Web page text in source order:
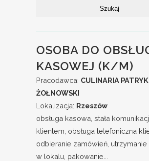
OSOBA DO
KASOWEJ (K/M)
Pracodawca: CULINARIA PATRYK
ŻOŁNOWSKI
Lokalizacja: Rzeszów
obsługa kasowa, stała
klientem, obsługa telefoniczna
odbieranie zamówień,
w lokalu, pakowanie...